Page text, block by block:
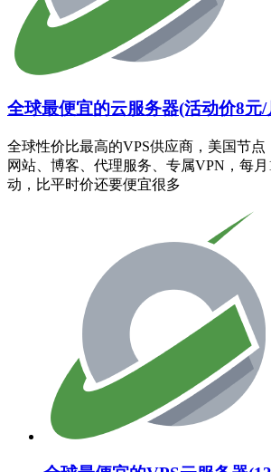
全球最便宜的云服务器(活动价8元/
全球性价比最高的VPS供应商，美国节点
网站、博客、代理服务、专属VPN，每
动，比平时价还要便宜很多